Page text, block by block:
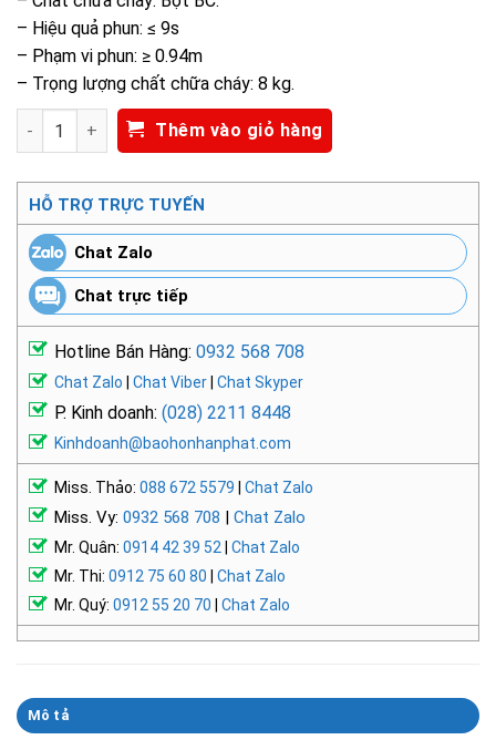
– Hiệu quả phun: ≤ 9s
– Phạm vi phun: ≥ 0.94m
– Trọng lượng chất chữa cháy: 8 kg.
Bình cầu chữa cháy tự động bột BC 8 kg NPS-19115 số lượng
Thêm vào giỏ hàng
HỖ TRỢ TRỰC TUYẾN
Chat Zalo
Chat trực tiếp
Hotline Bán Hàng: 0932 568 708
Chat Zalo Chat Viber Chat Skyper
P. Kinh doanh: (028) 2211 8448
Kinhdoanh@baohonhanphat.com
Miss. Thảo: 088 672 5579 Chat Zalo
Miss. Vy: 0932 568 708 | Chat Zalo
Mr. Quân: 0914 42 39 52
Chat Zalo
Mr. Thi: 0912 75 60 80
Chat Zalo
Mr. Quý: 0912 55 20 70 Chat Zalo
Mô tả